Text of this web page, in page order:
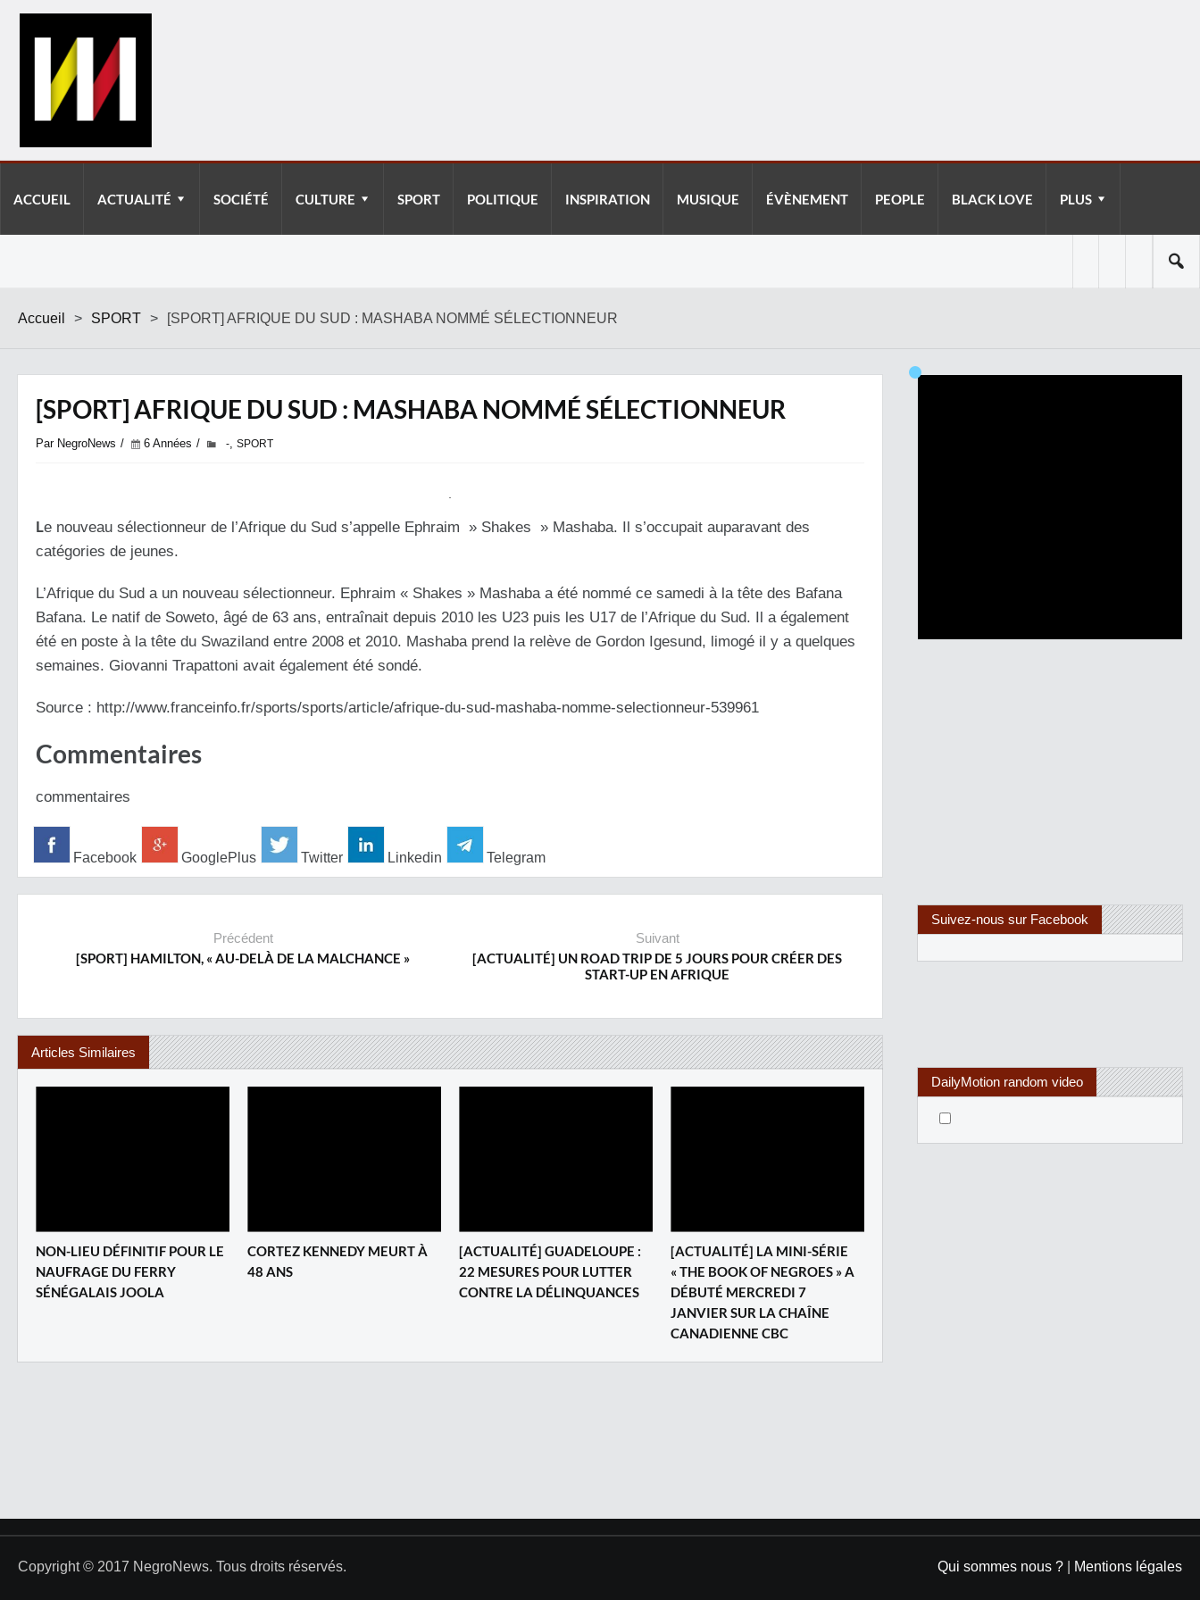
ACCUEIL ACTUALITÉ SOCIÉTÉ CULTURE SPORT POLITIQUE INSPIRATION MUSIQUE ÉVÈNEMENT PEOPLE BLACK LOVE PLUS
Accueil > SPORT > [SPORT] AFRIQUE DU SUD : MASHABA NOMMÉ SÉLECTIONNEUR
[SPORT] AFRIQUE DU SUD : MASHABA NOMMÉ SÉLECTIONNEUR
Par NegroNews 6 Années -, SPORT
Le nouveau sélectionneur de l’Afrique du Sud s’appelle Ephraim » Shakes » Mashaba. Il s’occupait auparavant des
catégories de jeunes.
L’Afrique du Sud a un nouveau sélectionneur. Ephraim « Shakes » Mashaba a été nommé ce samedi à la tête des Bafana
Bafana. Le natif de Soweto, âgé de 63 ans, entraînait depuis 2010 les U23 puis les U17 de l’Afrique du Sud. Il a également
été en poste à la tête du Swaziland entre 2008 et 2010. Mashaba prend la relève de Gordon Igesund, limogé il y a quelques
semaines. Giovanni Trapattoni avait également été sondé.
Source : http://www.franceinfo.fr/sports/sports/article/afrique-du-sud-mashaba-nomme-selectionneur-539961
Commentaires
commentaires
Facebook GooglePlus Twitter Linkedin Telegram
Précédent
[SPORT] HAMILTON, « AU-DELÀ DE LA MALCHANCE »
Suivant
[ACTUALITÉ] UN ROAD TRIP DE 5 JOURS POUR CRÉER DES
START-UP EN AFRIQUE
Articles Similaires
NON-LIEU DÉFINITIF POUR LE
NAUFRAGE DU FERRY
SÉNÉGALAIS JOOLA
CORTEZ KENNEDY MEURT À
48 ANS
[ACTUALITÉ] GUADELOUPE :
22 MESURES POUR LUTTER
CONTRE LA DÉLINQUANCES
[ACTUALITÉ] LA MINI-SÉRIE
« THE BOOK OF NEGROES » A
DÉBUTÉ MERCREDI 7
JANVIER SUR LA CHAÎNE
CANADIENNE CBC
Suivez-nous sur Facebook
DailyMotion random video
Copyright © 2017 NegroNews. Tous droits réservés. Qui sommes nous ? Mentions légales